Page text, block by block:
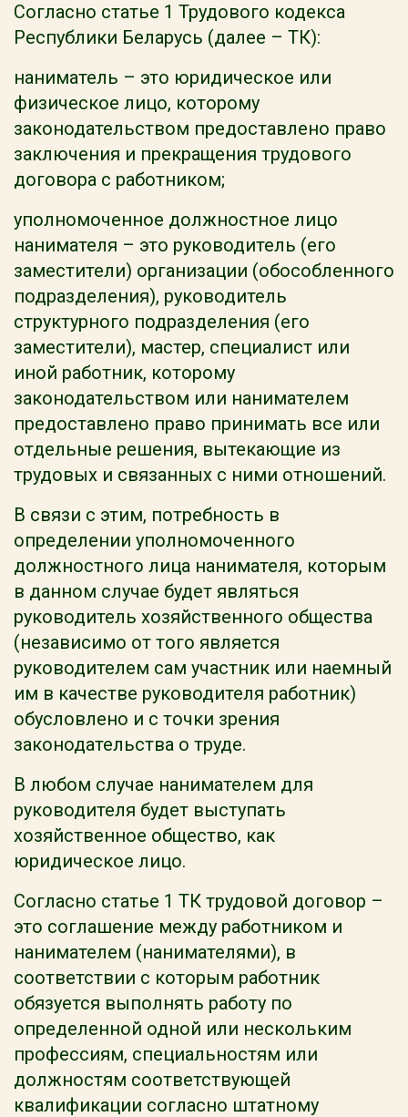
Согласно статье 1 Трудового кодекса
Республики Беларусь (далее – ТК):
наниматель – это юридическое или
физическое лицо, которому
законодательством предоставлено право
заключения и прекращения трудового
договора с работником;
уполномоченное должностное лицо
нанимателя – это руководитель (его
заместители) организации (обособленного
подразделения), руководитель
структурного подразделения (его
заместители), мастер, специалист или
иной работник, которому
законодательством или нанимателем
предоставлено право принимать все или
отдельные решения, вытекающие из
трудовых и связанных с ними отношений.
В связи с этим, потребность в
определении уполномоченного
должностного лица нанимателя, которым
в данном случае будет являться
руководитель хозяйственного общества
(независимо от того является
руководителем сам участник или наемный
им в качестве руководителя работник)
обусловлено и с точки зрения
законодательства о труде.
В любом случае нанимателем для
руководителя будет выступать
хозяйственное общество, как
юридическое лицо.
Согласно статье 1 ТК трудовой договор –
это соглашение между работником и
нанимателем (нанимателями), в
соответствии с которым работник
обязуется выполнять работу по
определенной одной или нескольким
профессиям, специальностям или
должностям соответствующей
квалификации согласно штатному